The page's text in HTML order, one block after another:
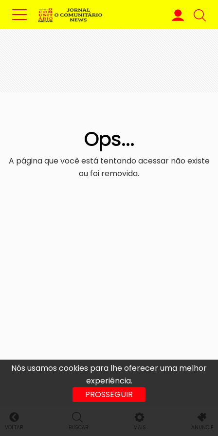
Nós usamos cookies para lhe oferecer uma melhor
experiência.
PROSSEGUIR
Ops...
A página que você está tentando acessar não existe
ou foi removida.
VOLTAR BUSCAR MAIS ANUNCIE